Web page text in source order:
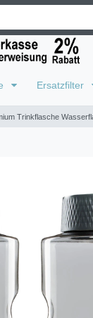
Ersatzfilter
Trinkflasche